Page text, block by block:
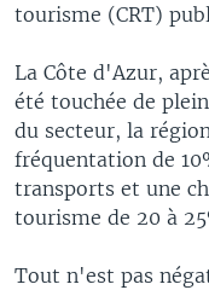
tourisme (CRT)
La Côte d'Azur,
été touchée de
du secteur, la
fréquentation de
transports et une
tourisme de 20 à
Tout n'est pas